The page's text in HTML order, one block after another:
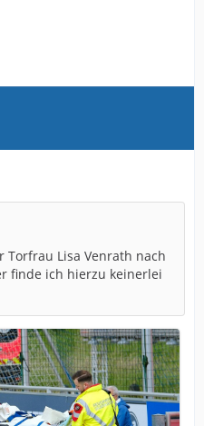
Torfrau Lisa Venrath nach
finde ich hierzu keinerlei